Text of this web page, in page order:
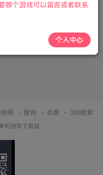
投稿 搜狗 百度 360搜索
机游戏下载站
哪个游戏可以留言或者联系
个人中心